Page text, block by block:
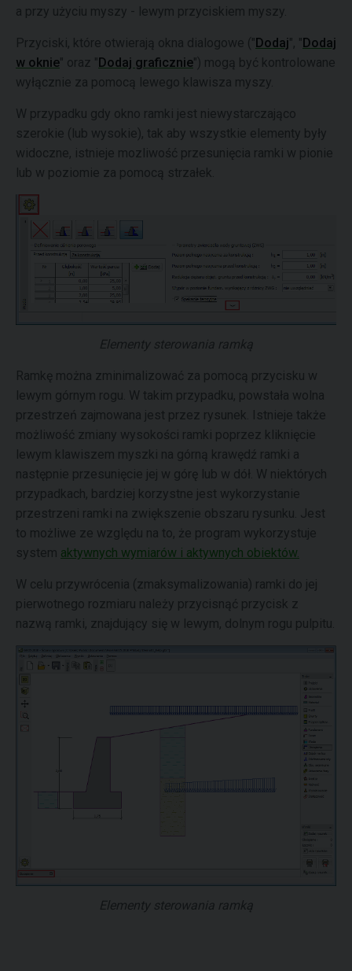
a przy użyciu myszy - lewym przyciskiem myszy.
Przyciski, które otwierają okna dialogowe ("Dodaj", "Dodaj
w oknie" oraz "Dodaj graficznie") mogą być kontrolowane
wyłącznie za pomocą lewego klawisza myszy.
W przypadku gdy okno ramki jest niewystarczająco
szerokie (lub wysokie), tak aby wszystkie elementy były
widoczne, istnieje mozliwość przesunięcia ramki w pionie
lub w poziomie za pomocą strzałek.
Elementy sterowania ramką
Ramkę można zminimalizować za pomocą przycisku w
lewym górnym rogu. W takim przypadku, powstała wolna
przestrzeń zajmowana jest przez rysunek. Istnieje także
możliwość zmiany wysokości ramki poprzez kliknięcie
lewym klawiszem myszki na górną krawędź ramki a
następnie przesunięcie jej w górę lub w dół. W niektórych
przypadkach, bardziej korzystne jest wykorzystanie
przestrzeni ramki na zwiększenie obszaru rysunku. Jest
to możliwe ze względu na to, że program wykorzystuje
system aktywnych wymiarów i aktywnych obiektów.
W celu przywrócenia (zmaksymalizowania) ramki do jej
pierwotnego rozmiaru należy przycisnąć przycisk z
nazwą ramki, znajdujący się w lewym, dolnym rogu pulpitu.
Elementy sterowania ramką